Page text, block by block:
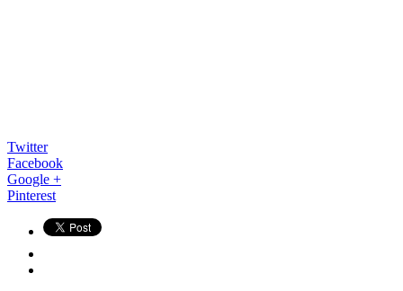
Twitter
Facebook
Google +
Pinterest